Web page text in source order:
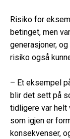
Risiko for
betinget, men
generasjoner,
risiko også
– Et eksempel
blir det sett på
tidligere var helt
som igjen er
konsekvenser,